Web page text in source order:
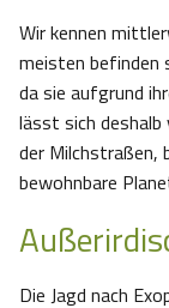
Wir kennen
meisten befinden
da sie aufgrund
lässt sich deshalb
der Milchstraßen,
bewohnbare
Die Jagd nach